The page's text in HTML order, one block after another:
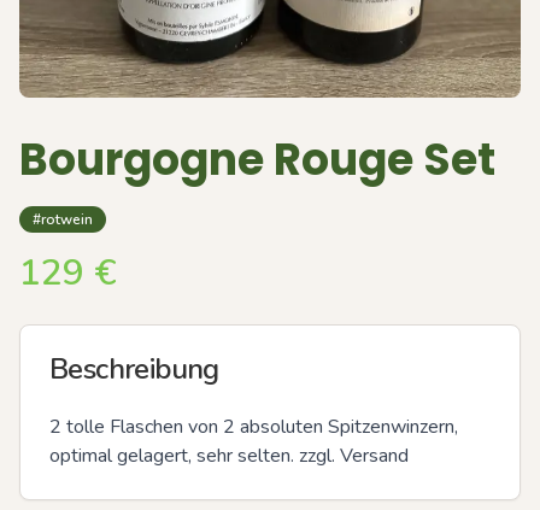
Bourgogne Rouge Set
#rotwein
129 €
Beschreibung
2 tolle Flaschen von 2 absoluten Spitzenwinzern,
optimal gelagert, sehr selten. zzgl. Versand